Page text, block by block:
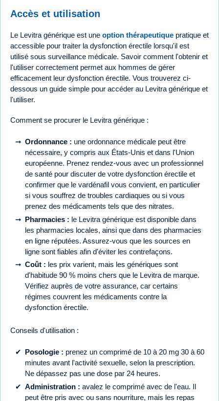
Accès et utilisation
Le Levitra générique est une option thérapeutique pratique et
accessible pour traiter la dysfonction érectile lorsqu'il est
utilisé sous surveillance médicale. Savoir comment l'obtenir et
l'utiliser correctement permet aux hommes de gérer
efficacement leur dysfonction érectile. Vous trouverez ci-
dessous un guide simple pour accéder au Levitra générique et
l'utiliser.
Comment se procurer le Levitra générique :
Ordonnance : une ordonnance médicale peut être
nécessaire, y compris aux États-Unis et dans l'Union
européenne. Prenez rendez-vous avec un professionnel
de santé pour discuter de votre dysfonction érectile et
confirmer que le vardénafil vous convient, en particulier
si vous souffrez de troubles cardiaques ou si vous
prenez des médicaments tels que des nitrates.
Pharmacies : le Levitra générique est disponible dans
les pharmacies locales, ainsi que dans des pharmacies
en ligne réputées. Assurez-vous que les sources en
ligne sont fiables afin d'éviter les contrefaçons.
Coût : les prix varient, mais les génériques sont
d'habitude 90 % moins chers que le Levitra de marque.
Vérifiez auprès de votre assurance, car certains
régimes couvrent les médicaments contre la
dysfonction érectile.
Conseils d'utilisation :
Posologie : prenez un comprimé de 10 à 20 mg 30 à 60
minutes avant l'activité sexuelle, selon la prescription.
Ne dépassez pas une dose par 24 heures.
Administration : avalez le comprimé avec de l'eau. Il
peut être pris avec ou sans nourriture, mais les repas